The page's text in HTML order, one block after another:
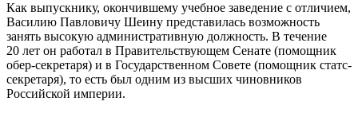
Как выпускнику, окончившему учебное заведение с отличием,
Василию Павловичу Шеину представилась возможность
занять высокую административную должность. В течение
20 лет он работал в Правительствующем Сенате (помощник
обер-секретаря) и в Государственном Совете (помощник статс-
секретаря), то есть был одним из высших чиновников
Российской империи.